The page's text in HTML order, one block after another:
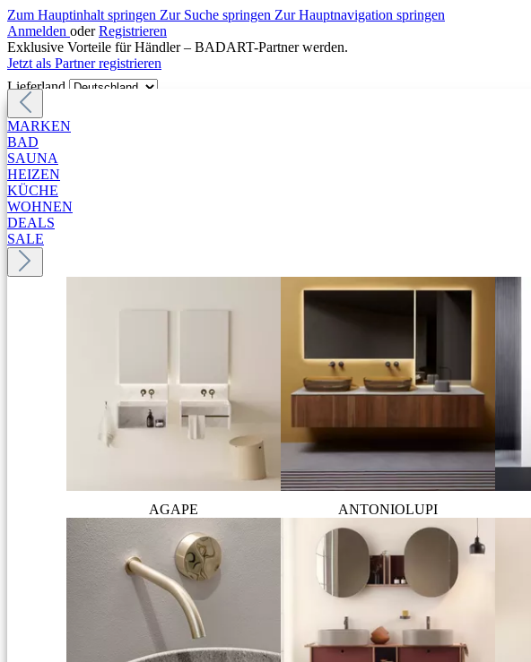
Zum Hauptinhalt springen Zur Suche springen Zur Hauptnavigation springen
Anmelden oder Registrieren
Exklusive Vorteile für Händler – BADART-Partner werden.
Jetzt als Partner registrieren
Lieferland
MARKEN
BAD
SAUNA
HEIZEN
KÜCHE
WOHNEN
DEALS
SALE
AGAPE ANTONIOLUPI